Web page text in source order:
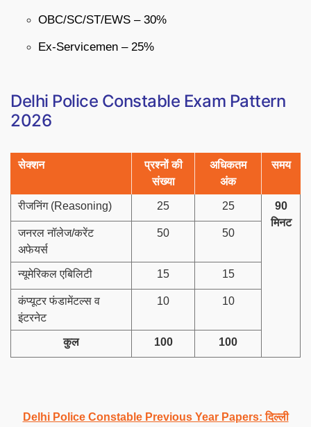
OBC/SC/ST/EWS – 30%
Ex-Servicemen – 25%
Delhi Police Constable Exam Pattern
2026
सेक्शन
प्रश्नों की
संख्या
अधिकतम
अंक
समय
रीजनिंग (Reasoning) 25 25
90
मिनट
जनरल नॉलेज/करेंट
अफेयर्स
50 50
न्यूमेरिकल एबिलिटी 15 15
कंप्यूटर फंडामेंटल्स व
इंटरनेट
10 10
कुल 100 100
Delhi Police Constable Previous Year Papers: दिल्ली